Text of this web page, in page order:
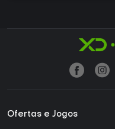
Ofertas e Jogos